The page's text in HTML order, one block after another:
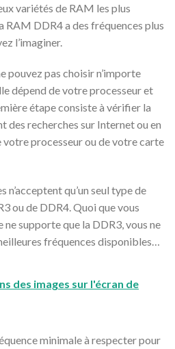
variétés de RAM les plus
RAM DDR4 a des fréquences plus
l’imaginer.
pouvez pas choisir n’importe
dépend de votre processeur et
étape consiste à vérifier la
recherches sur Internet ou en
processeur ou de votre carte
n’acceptent qu’un seul type de
ou de DDR4. Quoi que vous
supporte que la DDR3, vous ne
fréquences disponibles…
des images sur l'écran de
minimale à respecter pour